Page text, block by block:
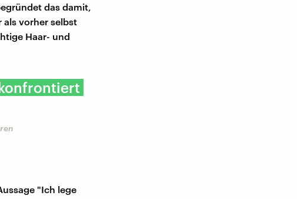
das damit,
als vorher selbst
Haar- und
"Ich lege